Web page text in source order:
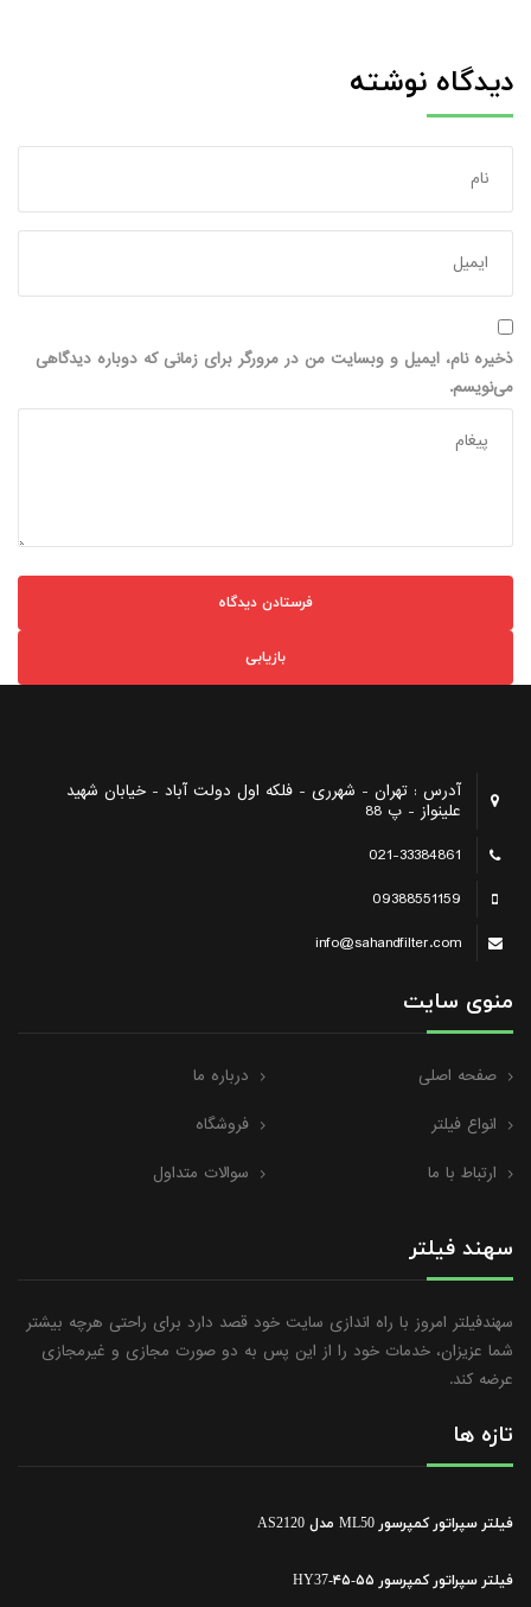
دیدگاه نوشته
ذخیره نام، ایمیل و وبسایت من در مرورگر برای زمانی که دوباره دیدگاهی
می‌نویسم.
بازیابی
آدرس : تهران - شهرری - فلکه اول دولت آباد - خیابان شهید
علینواز - پ 88
021-33384861
09388551159
info@sahandfilter.com
منوی سایت
صفحه اصلی درباره ما
انواع فیلتر فروشگاه
ارتباط با ما سوالات متداول
سهند فیلتر
سهندفیلتر امروز با راه اندازی سایت خود قصد دارد برای راحتی هرچه بیشتر
شما عزیزان، خدمات خود را از این پس به دو صورت مجازی و غیرمجازی
عرضه کند.
تازه ها
فیلتر سپراتور کمپرسور ML50 مدل AS2120
فیلتر سپراتور کمپرسور ۵۵-۴۵-HY37